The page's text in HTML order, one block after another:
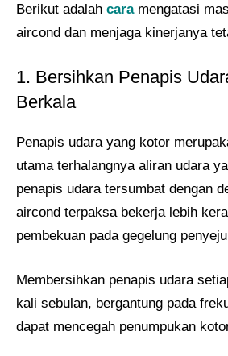
Berikut adalah caramengatasi
aircond dan menjaga kinerjanya
1. Bersihkan Penapis
Berkala
Penapis udara yang kotor
utama terhalangnya aliran udara
penapis udara tersumbat dengan
aircond terpaksa bekerja lebih
pembekuan pada gegelung
Membersihkan penapis udara
kali sebulan, bergantung pada
dapat mencegah penumpukan